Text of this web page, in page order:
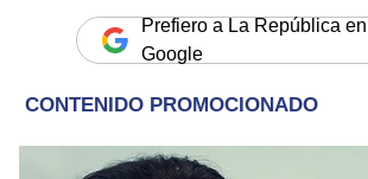
Prefiero a La República en
Google